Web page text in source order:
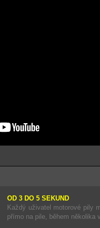
OD 3 DO 5 SEKUND
Každý uživatel motorové pily
přímo na pile, během několika